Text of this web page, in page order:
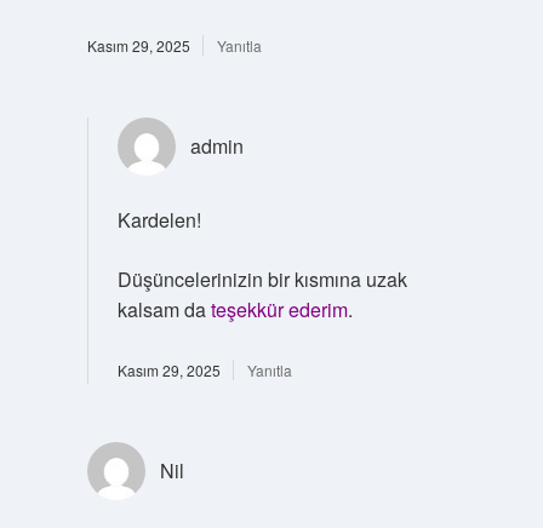
Kasım 29, 2025 Yanıtla
admin
Kardelen!
Düşüncelerinizin bir kısmına uzak
kalsam dateşekkür ederim.
Kasım 29, 2025 Yanıtla
Nil